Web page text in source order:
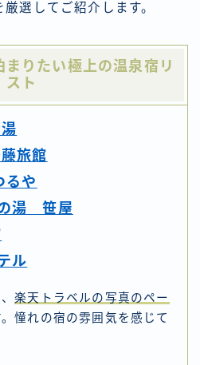
厳選してご紹介します。
まりたい極上の温泉宿リ
スト
旅館
るや
湯 笹屋
ル
、楽天トラベルの写真のペー
憧れの宿の雰囲気を感じて